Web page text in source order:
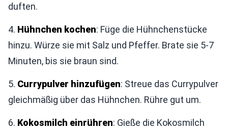
duften.
4. Hühnchen kochen: Füge die Hühnchenstücke
hinzu. Würze sie mit Salz und Pfeffer. Brate sie 5-7
Minuten, bis sie braun sind.
5. Currypulver hinzufügen: Streue das Currypulver
gleichmäßig über das Hühnchen. Rühre gut um.
6. Kokosmilch einrühren: Gieße die Kokosmilch